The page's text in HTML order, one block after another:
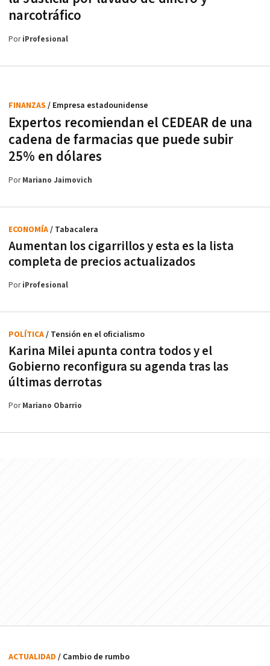
narcotráfico
PoriProfesional
Expertos recomiendan el CEDEAR de una
cadena de farmacias que puede subir
25% en dólares
FINANZAS / Empresa estadounidense
PorMariano Jaimovich
Aumentan los cigarrillos y esta es la lista
completa de precios actualizados
ECONOMÍA/ Tabacalera
PoriProfesional
Karina Milei apunta contra todos y el
Gobierno reconfigura su agenda tras las
últimas derrotas
POLÍTICA/ Tensión en el oficialismo
PorMariano Obarrio
ACTUALIDAD / Cambio de rumbo